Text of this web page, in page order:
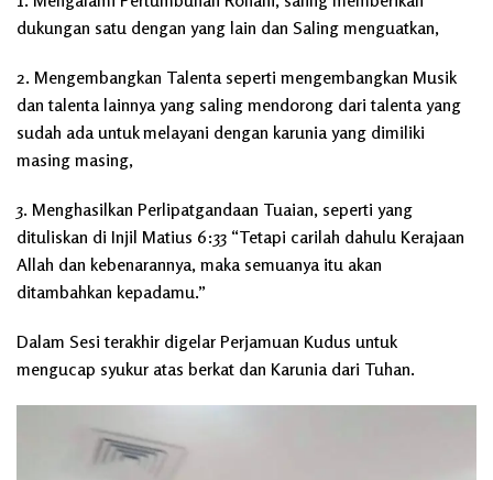
dukungan satu dengan yang lain dan Saling menguatkan,
2. Mengembangkan Talenta seperti mengembangkan Musik
dan talenta lainnya yang saling mendorong dari talenta yang
sudah ada untuk melayani dengan karunia yang dimiliki
masing masing,
3. Menghasilkan Perlipatgandaan Tuaian, seperti yang
dituliskan di Injil Matius 6:33 “Tetapi carilah dahulu Kerajaan
Allah dan kebenarannya, maka semuanya itu akan
ditambahkan kepadamu.”
Dalam Sesi terakhir digelar Perjamuan Kudus untuk
mengucap syukur atas berkat dan Karunia dari Tuhan.